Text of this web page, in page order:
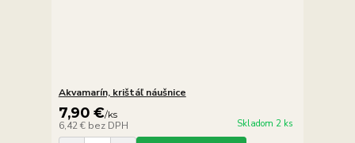
Akvamarín, krištáľ náušnice
7,90 €/ks
6,42 € bez DPH Skladom 2 ks